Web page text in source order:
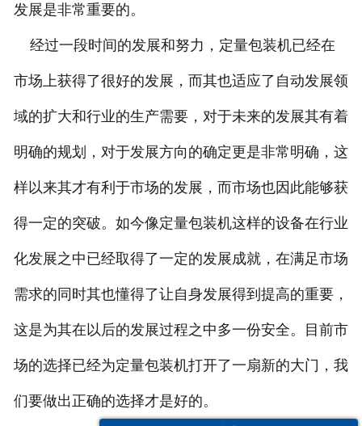
发展是非常重要的。
经过一段时间的发展和努力，定量包装机已经在
市场上获得了很好的发展，而其也适应了自动发展领
域的扩大和行业的生产需要，对于未来的发展其有着
明确的规划，对于发展方向的确定更是非常明确，这
样以来其才有利于市场的发展，而市场也因此能够获
得一定的突破。如今像定量包装机这样的设备在行业
化发展之中已经取得了一定的发展成就，在满足市场
需求的同时其也懂得了让自身发展得到提高的重要，
这是为其在以后的发展过程之中多一份安全。目前市
场的选择已经为定量包装机打开了一扇新的大门，我
们要做出正确的选择才是好的。